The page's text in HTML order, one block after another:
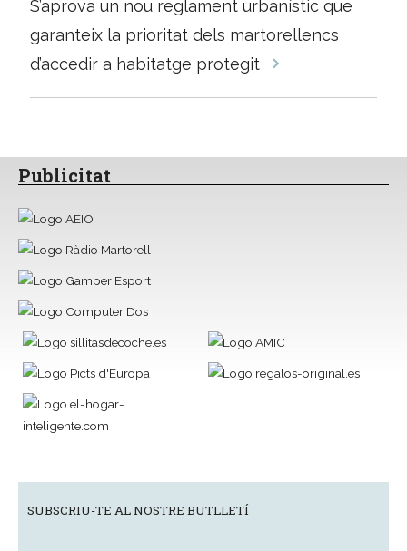
entrades
S’aprova un nou reglament urbanístic que
garanteix la prioritat dels martorellencs
d’accedir a habitatge protegit
Publicitat
SUBSCRIU-TE AL NOSTRE BUTLLETÍ